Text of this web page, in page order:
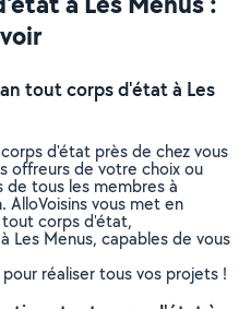
tout corps d'état à Les
d'état près de chez vous
offreurs de votre choix ou
tous les membres à
vous met en
tout corps d'état,
Les Menus, capables de vous
réaliser tous vos projets !